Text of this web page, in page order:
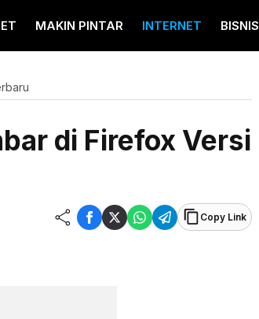
MAKIN PINTAR INTERNET BISNIS
di Firefox Versi
Copy Link